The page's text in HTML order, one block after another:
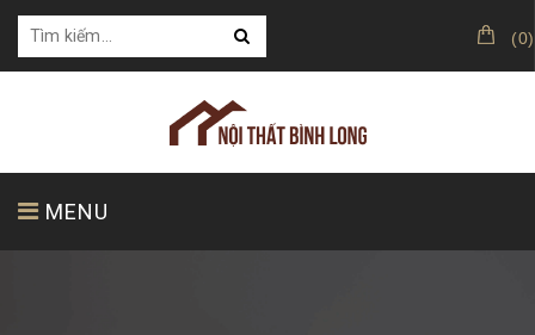
(0)
MENU